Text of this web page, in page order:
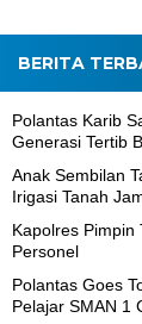
BERITA
Polantas Karib
Generasi Tertib
Anak Sembilan
Irigasi Tanah
Kapolres Pimpin
Personel
Polantas Goes
Pelajar SMAN 1